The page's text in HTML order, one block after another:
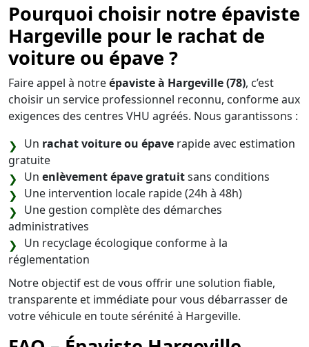
Pourquoi choisir notre épaviste
Hargeville pour le rachat de
voiture ou épave ?
Faire appel à notreépaviste à Hargeville (78), c’est
choisir un service professionnel reconnu, conforme aux
exigences des centres VHU agréés. Nous garantissons :
Un rachat voiture ou épave rapide avec estimation
gratuite
Un enlèvement épave gratuitsans conditions
Une intervention locale rapide (24h à 48h)
Une gestion complète des démarches
administratives
Un recyclage écologique conforme à la
réglementation
Notre objectif est de vous offrir une solution fiable,
transparente et immédiate pour vous débarrasser de
votre véhicule en toute sérénité à Hargeville.